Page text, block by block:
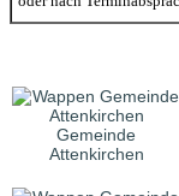
Gemeinde
Attenkirchen